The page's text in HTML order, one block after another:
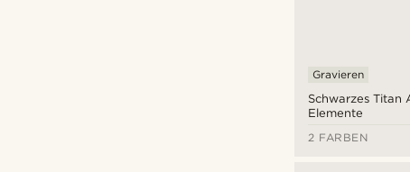
Schwarzes Titan
Elemente
Gravieren
2 FARBEN